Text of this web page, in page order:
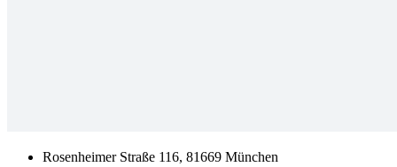
Rosenheimer Straße 116, 81669 München